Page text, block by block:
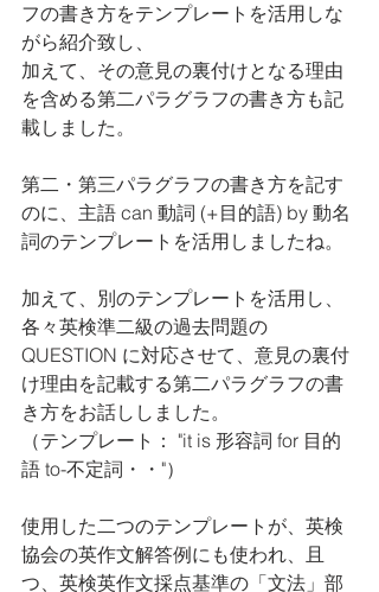
フの書き方をテンプレートを活用しな
がら紹介致し、
加えて、その意見の裏付けとなる理由
を含める第二パラグラフの書き方も記
載しました。
第二・第三パラグラフの書き方を記す
のに、主語 can 動詞 (+目的語) by 動名
詞のテンプレートを活用しましたね。
加えて、別のテンプレートを活用し、
各々英検準二級の過去問題の
QUESTION に対応させて、意見の裏付
け理由を記載する第二パラグラフの書
き方をお話ししました。
（テンプレート： "it is 形容詞 for 目的
語 to-不定詞・・"）
使用した二つのテンプレートが、英検
協会の英作文解答例にも使われ、且
つ、英検英作文採点基準の「文法」部